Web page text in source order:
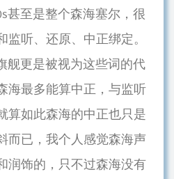
甚至是整个森海塞尔，很
听、还原、中正绑定。
舰更是被视为这些词的代
海最多能算中正，与监听
算如此森海的中正也只是
而已，我个人感觉森海声
润饰的，只不过森海没有